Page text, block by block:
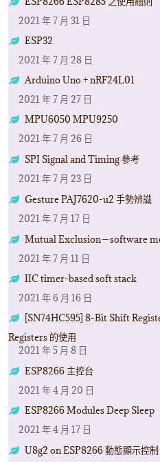
2021 年 7 月 31 日
ESP32
2021 年 7 月 28 日
Arduino Uno + nRF24L01
2021 年 7 月 27 日
MPU6050 MPU9250
2021 年 7 月 26 日
SPI Signal and Timing 參考
2021 年 7 月 23 日
Gesture PAJ7620-u2 手勢辨識
2021 年 7 月 17 日
Mutual Exclusion－software
2021 年 7 月 11 日
IIC timer-based soft stack
2021 年 6 月 16 日
[SN74HC595] 8-Bit Shift
Registers 的使用
2021 年 5 月 8 日
ESP8266 主控台
2021 年 4 月 20 日
ESP8266 Modules Deep Sleep
2021 年 4 月 17 日
U8g2 on ESP8266 動態顯示控制